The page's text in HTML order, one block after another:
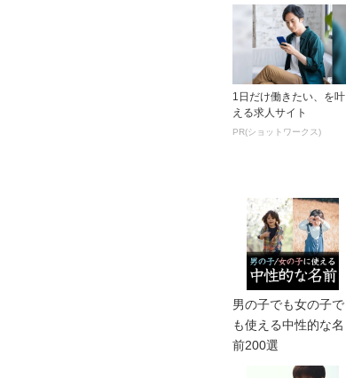
1日だけ働きたい、を叶
える求人サイト
PR(ショットワークス)
男の子でも女の子で
も使える中性的な名
前200選